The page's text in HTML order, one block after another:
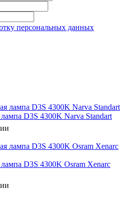
персональных данных
D3S 4300K Narva Standart
D3S 4300K Osram Xenarc